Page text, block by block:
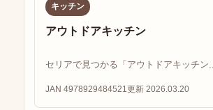
キッチン
アウトドアキッチン
セリアで見つかる「アウトドアキッチン...
JAN 4978929484521 更新 2026.03.20